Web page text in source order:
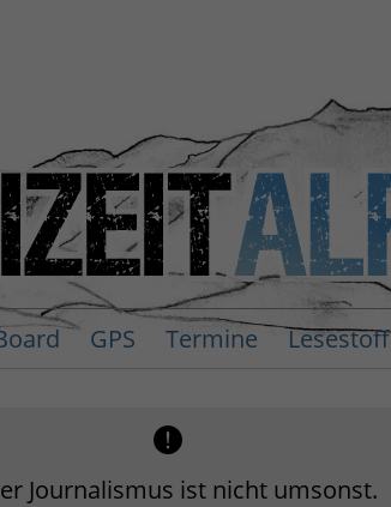
GPS Termine Lesestoff
Journalismus ist nicht umsonst.